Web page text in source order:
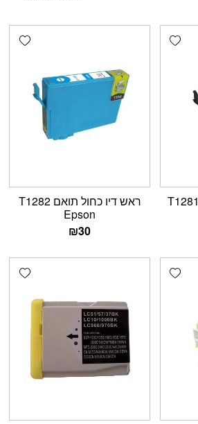
Add wishlist
ראש דיו שחור תואם T1281
ראש דיו כחול תואם T1282
Epson
₪30
Add wishlist